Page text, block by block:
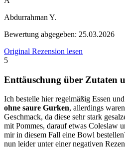
Abdurrahman Y.
Bewertung abgegeben: 25.03.2026
Original Rezension lesen
5
Enttäuschung über Zutaten
Ich bestelle hier regelmäßig Essen
ohne saure Gurken, allerdings
Geschmack, da diese sehr stark
mit Pommes, darauf etwas Coleslaw
mir in diesem Fall eine Bowl
nun leider unter einer negativen